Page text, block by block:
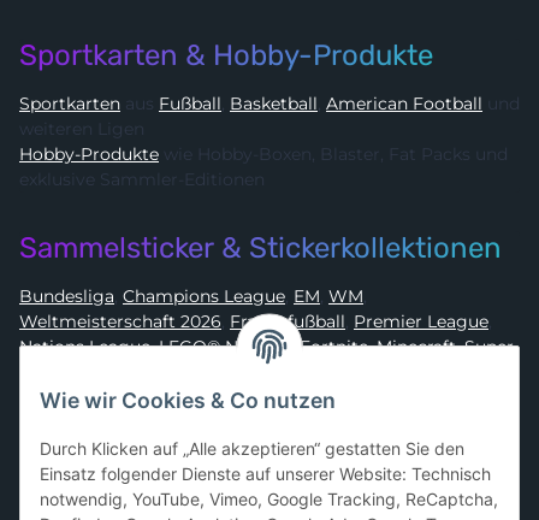
Sportkarten & Hobby-Produkte
Sportkarten aus Fußball, Basketball, American Football und
weiteren Ligen
Hobby-Produkte
exklusive Sammler-Editionen
Sammelsticker & Stickerkollektionen
Bundesliga, Champions League, EM, WM,
Weltmeisterschaft 2026, Frauenfußball, Premier League,
Nations League, LEGO® Ninjago Fortnite,Minecraft,Super
Asterix
Sammelkarten-Zubehör &
Schutzprodukte
Wie wir Cookies & Co nutzen
Durch Klicken auf „Alle akzeptieren“ gestatten Sie den
Einsatz folgender Dienste auf unserer Website: Technisch
notwendig, YouTube, Vimeo, Google Tracking, ReCaptcha,